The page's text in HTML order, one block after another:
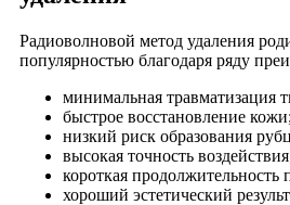
Радиоволновой метод удаления
популярностью благодаря ряду
минимальная травматизация
быстрое восстановление кожи;
низкий риск образования
высокая точность
короткая продолжительность
хороший эстетический